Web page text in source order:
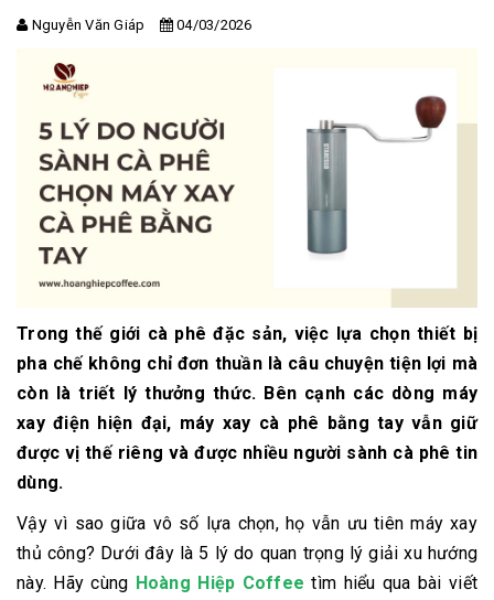
Nguyễn Văn Giáp 04/03/2026
Trong thế giới cà phê đặc sản, việc lựa chọn thiết bị
pha chế không chỉ đơn thuần là câu chuyện tiện lợi mà
còn là triết lý thưởng thức. Bên cạnh các dòng máy
xay điện hiện đại, máy xay cà phê bằng tay vẫn giữ
được vị thế riêng và được nhiều người sành cà phê tin
dùng.
Vậy vì sao giữa vô số lựa chọn, họ vẫn ưu tiên máy xay
thủ công? Dưới đây là 5 lý do quan trọng lý giải xu hướng
này. Hãy cùng Hoàng Hiệp Coffee tìm hiểu qua bài viết